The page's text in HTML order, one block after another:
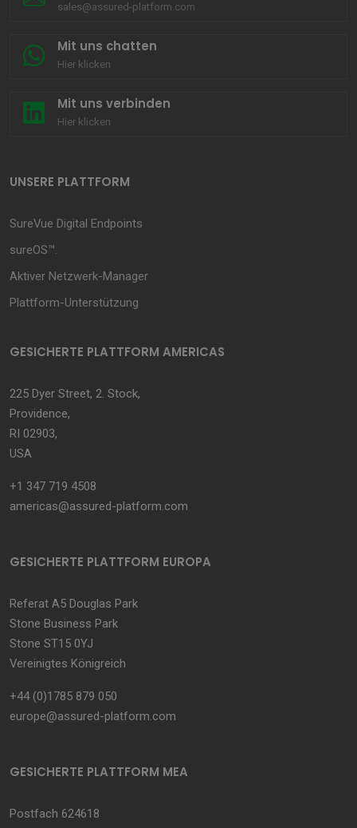
sales@assured-platform.com
Mit uns chatten
Hier klicken
Mit uns verbinden
Hier klicken
UNSERE PLATTFORM
SureVue Digital Endpoints
sureOS™.
Aktiver Netzwerk-Manager
Plattform-Unterstützung
GESICHERTE PLATTFORM AMERICAS
225 Dyer Street, 2. Stock,
Providence,
RI 02903,
USA
+1 347 719 4508
americas@assured-platform.com
GESICHERTE PLATTFORM EUROPA
Referat A5 Douglas Park
Stone Business Park
Stone ST15 0YJ
Vereinigtes Königreich
+44 (0)1785 879 050
europe@assured-platform.com
GESICHERTE PLATTFORM MEA
Postfach 624618